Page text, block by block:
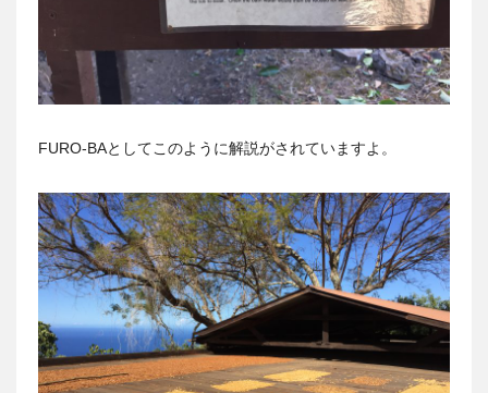
FURO-BAとしてこのように解説がされていますよ。